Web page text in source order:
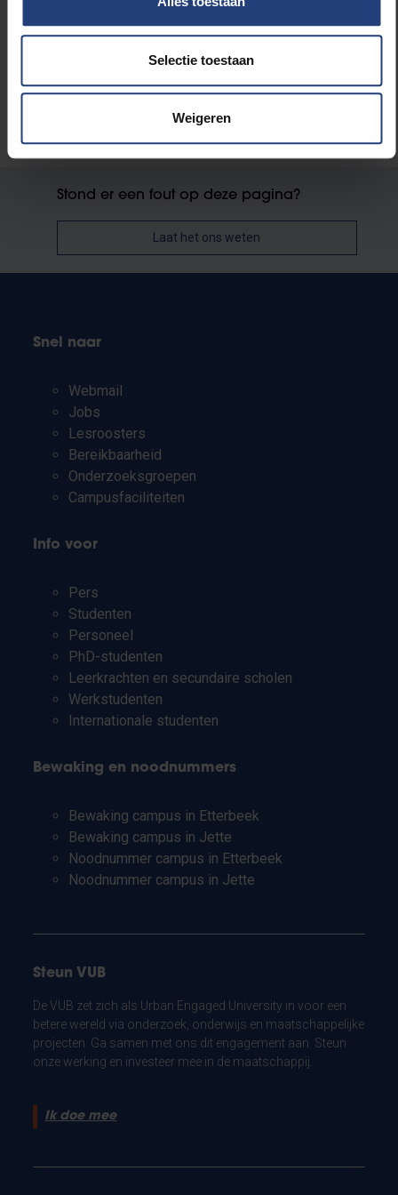
Selectie toestaan
Weigeren
Wetenschap en onderzoek
Stond er een fout op deze pagina?
Laat het ons weten
Snel naar
Webmail
Jobs
Lesroosters
Bereikbaarheid
Onderzoeksgroepen
Campusfaciliteiten
Info voor
Pers
Studenten
Personeel
PhD-studenten
Leerkrachten en secundaire scholen
Werkstudenten
Internationale studenten
Bewaking en noodnummers
Bewaking campus in Etterbeek
Bewaking campus in Jette
Noodnummer campus in Etterbeek
Noodnummer campus in Jette
Steun VUB
De VUB zet zich als Urban Engaged University in voor een
betere wereld via onderzoek, onderwijs en maatschappelijke
projecten. Ga samen met ons dit engagement aan. Steun
onze werking en investeer mee in de maatschappij.
Ik doe mee